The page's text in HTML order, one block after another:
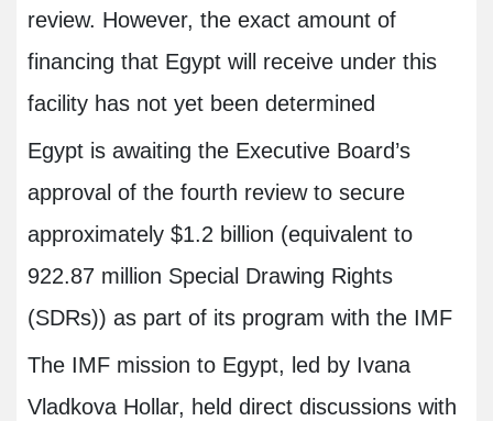
review. However, the exact amount of
financing that Egypt will receive under this
facility has not yet been determined
Egypt is awaiting the Executive Board’s
approval of the fourth review to secure
approximately $1.2 billion (equivalent to
922.87 million Special Drawing Rights
(SDRs)) as part of its program with the IMF
The IMF mission to Egypt, led by Ivana
Vladkova Hollar, held direct discussions with